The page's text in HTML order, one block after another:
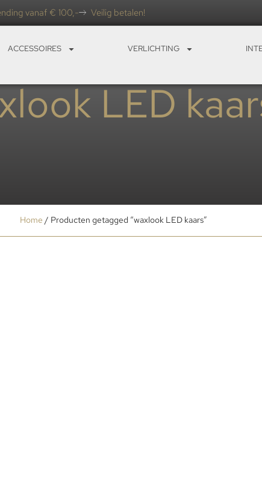
vanaf € 100,- Veilig betalen!
ACCESSOIRES VERLICHTING
LED
Home / Producten getagged “waxlook LED kaars”